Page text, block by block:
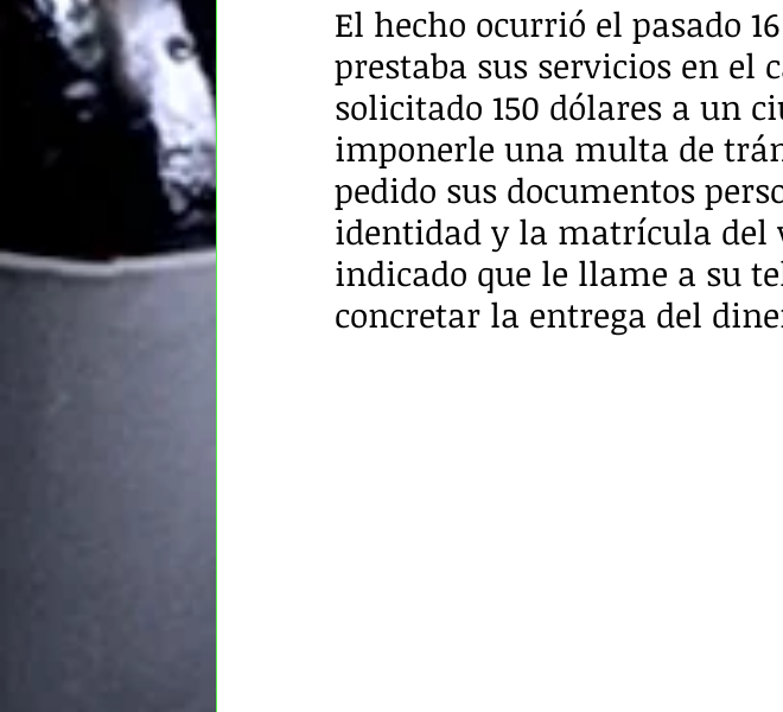
El hecho ocurrió el pasado
prestaba sus servicios en el
solicitado 150 dólares a un
imponerle una multa de
pedido sus documentos
identidad y la matrícula del
indicado que le llame a su
concretar la entrega del